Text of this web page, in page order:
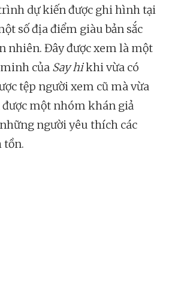
dự kiến được ghi hình tại
số địa điểm giàu bản sắc
nhiên. Đây được xem là một
của Say hikhi vừa có
tệp người xem cũ mà vừa
được một nhóm khán giả
người yêu thích các
tồn.